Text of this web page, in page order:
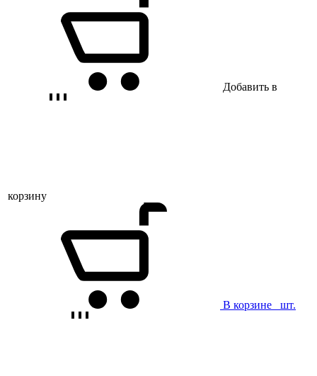
Добавить в
корзину
В корзине шт.